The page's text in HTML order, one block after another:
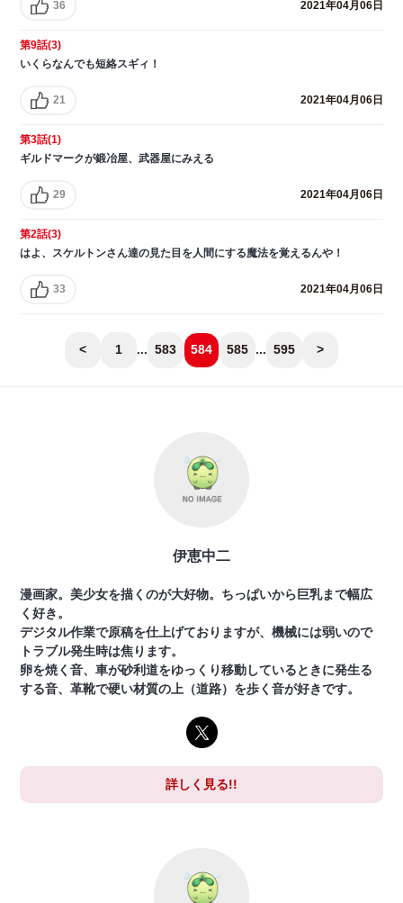
36 2021年04月06日
第9話(3)
いくらなんでも短絡スギィ！
21 2021年04月06日
第3話(1)
ギルドマークが鍛冶屋、武器屋にみえる
29 2021年04月06日
第2話(3)
はよ、スケルトンさん達の見た目を人間にする魔法を覚えるんや！
33 2021年04月06日
< 1 ... 583 584 585 ... 595 >
伊恵中二
漫画家。美少女を描くのが大好物。ちっぱいから巨乳まで幅広
く好き。
デジタル作業で原稿を仕上げておりますが、機械には弱いので
トラブル発生時は焦ります。
卵を焼く音、車が砂利道をゆっくり移動しているときに発生る
する音、革靴で硬い材質の上（道路）を歩く音が好きです。
詳しく見る!!